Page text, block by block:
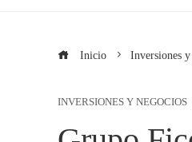
Inicio Inversiones
INVERSIONES Y NEGOCIOS